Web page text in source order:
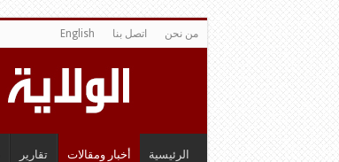
من نحن اتصل بنا English
الرئيسية أخبار ومقالات تقارير